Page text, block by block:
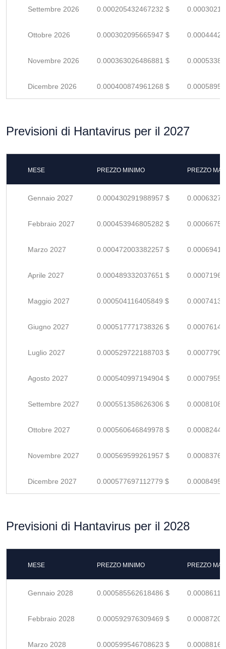
Settembre 2026 0.000205432467232 $
Ottobre 2026 0.000302095665947 $
Novembre 2026 0.000363026486881 $
Dicembre 2026 0.000400874961268 $
Previsioni di Hantavirus per il 2027
MESE PREZZO MINIMO PREZZO
Gennaio 2027 0.000430291988957 $
Febbraio 2027 0.000453946805282 $
Marzo 2027 0.000472003382257 $
Aprile 2027 0.000489332037651 $
Maggio 2027 0.000504116405849 $
Giugno 2027 0.000517771738326 $
Luglio 2027 0.000529722188703 $
Agosto 2027 0.000540997194904 $
Settembre 2027 0.000551358626306 $
Ottobre 2027 0.000560646849978 $
Novembre 2027 0.000569599261957 $
Dicembre 2027 0.000577697112779 $
Previsioni di Hantavirus per il 2028
MESE PREZZO MINIMO PREZZO
Gennaio 2028 0.000585562618486 $
Febbraio 2028 0.000592976309469 $
Marzo 2028 0.000599546708623 $